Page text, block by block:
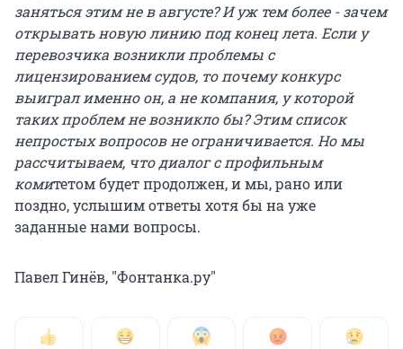
заняться этим не в августе? И уж тем более - зачем
открывать новую линию под конец лета. Если у
перевозчика возникли проблемы с
лицензированием судов, то почему конкурс
выиграл именно он, а не компания, у которой
таких проблем не возникло бы? Этим список
непростых вопросов не ограничивается. Но мы
рассчитываем, что диалог с профильным
комитетом будет продолжен, и мы, рано или
поздно, услышим ответы хотя бы на уже
заданные нами вопросы.
Павел Гинёв, "Фонтанка.ру"